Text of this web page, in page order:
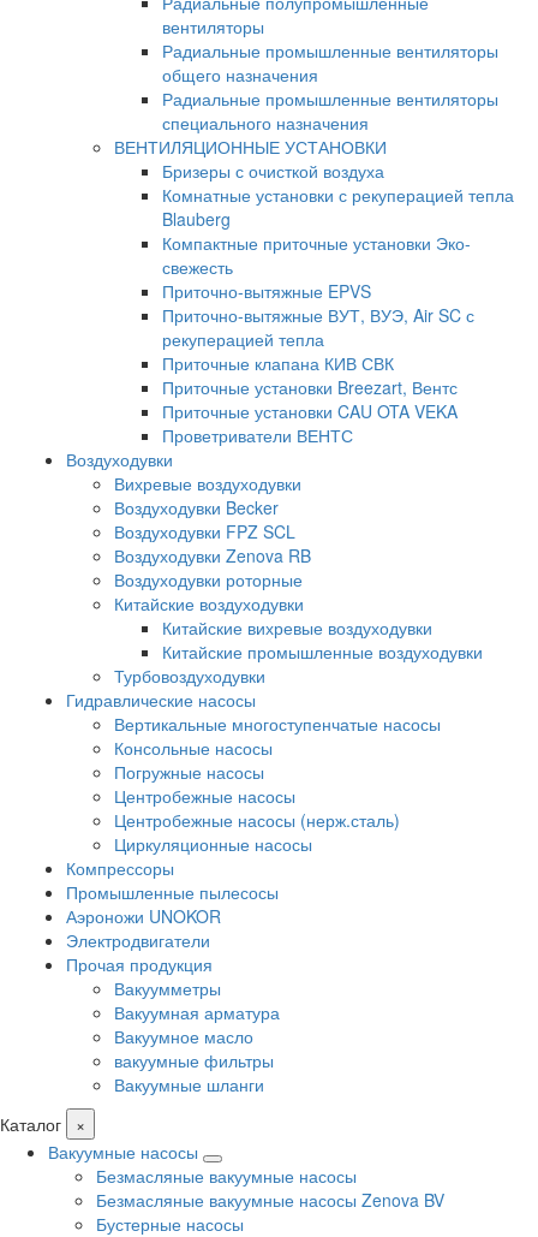
вентиляторы
Радиальные промышленные вентиляторы
общего назначения
Радиальные промышленные вентиляторы
специального назначения
ВЕНТИЛЯЦИОННЫЕ УСТАНОВКИ
Бризеры с очисткой воздуха
Комнатные установки с рекуперацией тепла
Blauberg
Компактные приточные установки Эко-
свежесть
Приточно-вытяжные EPVS
Приточно-вытяжные ВУТ, ВУЭ, Air SC с
рекуперацией тепла
Приточные клапана КИВ СВК
Приточные установки Breezart, Вентс
Приточные установки CAU OTA VEKA
Проветриватели ВЕНТС
Воздуходувки
Вихревые воздуходувки
Воздуходувки Becker
Воздуходувки FPZ SCL
Воздуходувки Zenova RB
Воздуходувки роторные
Китайские воздуходувки
Китайские вихревые воздуходувки
Китайские промышленные воздуходувки
Турбовоздуходувки
Гидравлические насосы
Вертикальные многоступенчатые насосы
Консольные насосы
Погружные насосы
Центробежные насосы
Центробежные насосы (нерж.сталь)
Циркуляционные насосы
Компрессоры
Промышленные пылесосы
Аэроножи UNOKOR
Электродвигатели
Прочая продукция
Вакуумметры
Вакуумная арматура
Вакуумное масло
вакуумные фильтры
Вакуумные шланги
Каталог
×
Вакуумные насосы
Безмасляные вакуумные насосы
Безмасляные вакуумные насосы Zenova BV
Бустерные насосы